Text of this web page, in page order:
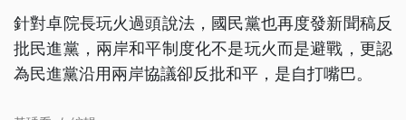
針對卓院長玩火過頭說法，國民黨也再度發新聞稿反
批民進黨，兩岸和平制度化不是玩火而是避戰，更認
為民進黨沿用兩岸協議卻反批和平，是自打嘴巴。